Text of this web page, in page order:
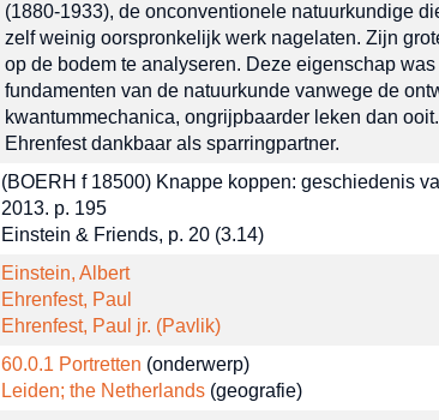
(1880-1933), de onconventionele natuurkundige
zelf weinig oorspronkelijk werk nagelaten. Zijn
op de bodem te analyseren. Deze eigenschap
fundamenten van de natuurkunde vanwege de
kwantummechanica, ongrijpbaarder leken dan
Ehrenfest dankbaar als sparringpartner.
(BOERH f 18500) Knappe koppen: geschiedenis
2013. p. 195
Einstein & Friends, p. 20 (3.14)
Einstein, Albert
Ehrenfest, Paul
Ehrenfest, Paul jr. (Pavlik)
60.0.1 Portretten (onderwerp)
Leiden; the Netherlands (geografie)